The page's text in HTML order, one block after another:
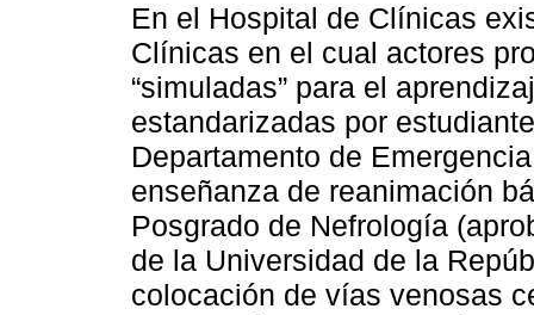
En el Hospital de Clínicas
Clínicas en el cual actores
“simuladas” para el
estandarizadas por
Departamento de
enseñanza de reanimación
Posgrado de Nefrología
de la Universidad de la
colocación de vías venosas